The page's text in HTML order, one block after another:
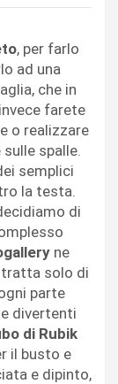
, per farlo
ad una
che in
farete
o realizzare
spalle.
semplici
la testa.
di
ne
tratta solo di
parte
divertenti
di Rubik
il busto e
e dipinto,